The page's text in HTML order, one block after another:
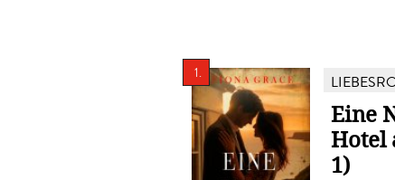
1.
Eine
Hotel
1)